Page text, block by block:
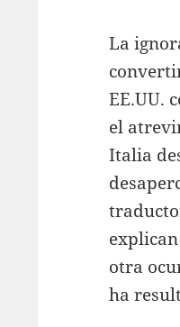
La
EE.UU.
el
Italia
otra
ha